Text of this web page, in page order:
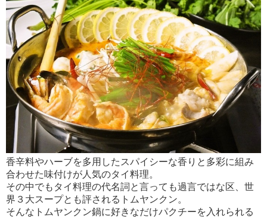
香辛料やハーブを多用したスパイシーな香りと多彩に組み
合わせた味付けが人気のタイ料理。
その中でもタイ料理の代名詞と言っても過言ではな区、世
界３大スープとも評されるトムヤンクン。
そんなトムヤンクン鍋に好きなだけパクチーを入れられる